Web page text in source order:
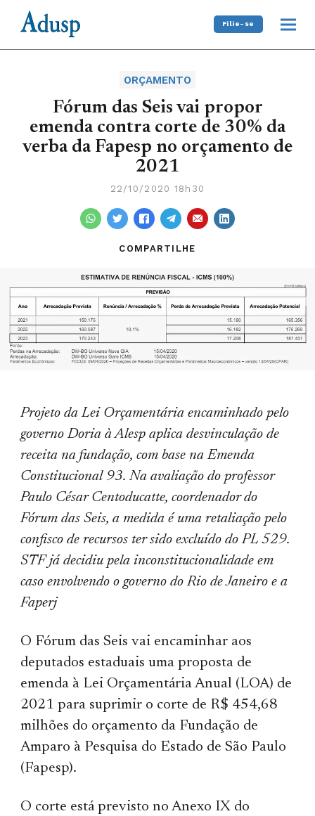
Filie-se
ORÇAMENTO
Fórum das Seis vai propor
emenda contra corte de 30% da
verba da Fapesp no orçamento de
2021
22/10/2020 18h30
COMPARTILHE
Projeto da Lei Orçamentária encaminhado pelo
governo Doria à Alesp aplica desvinculação de
receita na fundação, com base na Emenda
Constitucional 93. Na avaliação do professor
Paulo César Centoducatte, coordenador do
Fórum das Seis, a medida é uma retaliação pelo
confisco de recursos ter sido excluído do PL 529.
STF já decidiu pela inconstitucionalidade em
caso envolvendo o governo do Rio de Janeiro e a
Faperj
O Fórum das Seis vai encaminhar aos
deputados estaduais uma proposta de
emenda à Lei Orçamentária Anual (LOA) de
2021 para suprimir o corte de R$ 454,68
milhões do orçamento da Fundação de
Amparo à Pesquisa do Estado de São Paulo
(Fapesp).
O corte está previsto no Anexo IX do